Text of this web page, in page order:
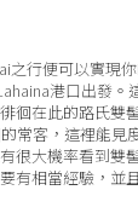
之行便可以實現
港口出發。
徊在此的路氏雙
常客，這裡能見
很大機率看到雙
有相當經驗，並